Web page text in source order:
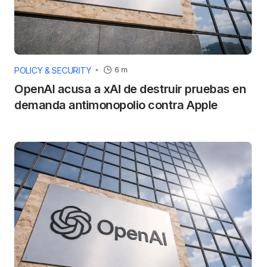
POLICY & SECURITY 6 m
OpenAI acusa a xAI de destruir pruebas en
demanda antimonopolio contra Apple